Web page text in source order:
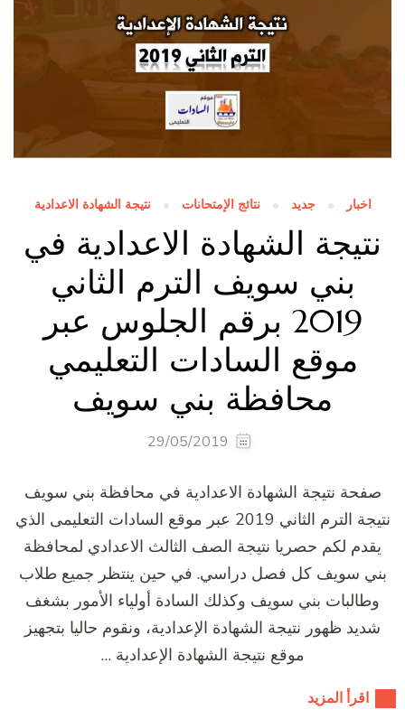
اخبار جديد نتائج الإمتحانات نتيجة الشهادة الاعدادية
نتيجة الشهادة الاعدادية في
بني سويف الترم الثاني
2019 برقم الجلوس عبر
موقع السادات التعليمي
محافظة بني سويف
29/05/2019
صفحة نتيجة الشهادة الاعدادية في محافظة بني سويف
نتيجة الترم الثاني 2019 عبر موقع السادات التعليمى الذي
يقدم لكم حصريا نتيجة الصف الثالث الاعدادي لمحافظة
بني سويف كل فصل دراسي. في حين ينتظر جميع طلاب
وطالبات بني سويف وكذلك السادة أولياء الأمور بشغف
شديد ظهور نتيجة الشهادة الإعدادية، ونقوم حاليا بتجهيز
موقع نتيجة الشهادة الإعدادية …
اقرأ المزيد